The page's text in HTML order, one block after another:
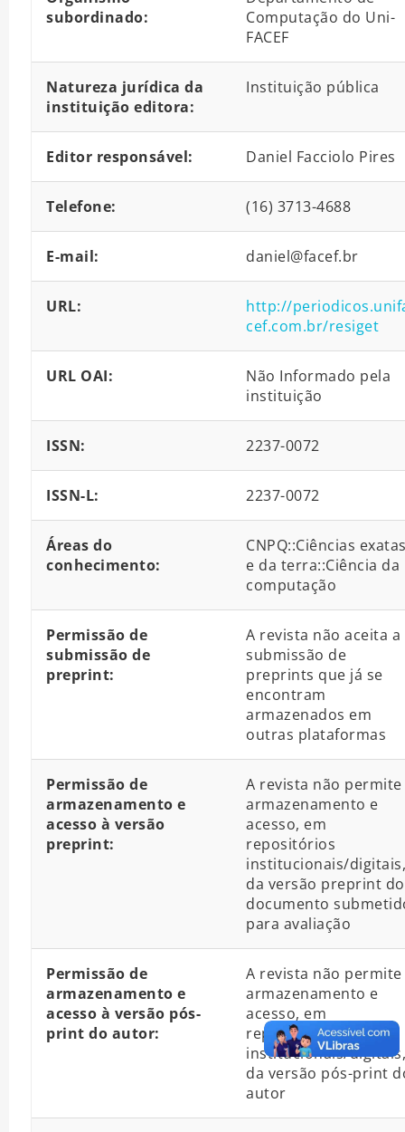
subordinado:
Computação do Uni-
FACEF
Natureza jurídica da
instituição editora:
Instituição pública
Editor responsável: Daniel Facciolo Pires
Telefone: (16) 3713-4688
E-mail: daniel@facef.br
URL:
http://
cef.com.br/resiget
URL OAI:
Não Informado pela
instituição
ISSN: 2237-0072
ISSN-L: 2237-0072
Áreas do
conhecimento:
CNPQ::Ciências
e da terra::Ciência da
computação
Permissão de
submissão de
preprint:
A revista não aceita a
submissão de
preprints que já se
encontram
armazenados em
outras plataformas
Permissão de
armazenamento e
acesso à versão
preprint:
A revista não
armazenamento e
acesso, em
repositórios
institucionais/digitais,
da versão preprint do
documento
para avaliação
Permissão de
armazenamento e
acesso à versão pós-
print do autor:
A revista não
armazenamento e
acesso, em
repositórios
institucionais/digitais,
da versão pós-print
autor